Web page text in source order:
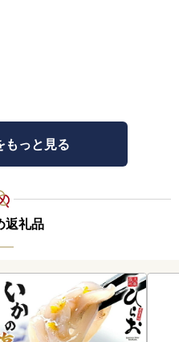
もっと見る
返礼品